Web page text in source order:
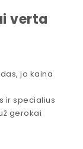
verta
jo kaina
ir specialius
gerokai